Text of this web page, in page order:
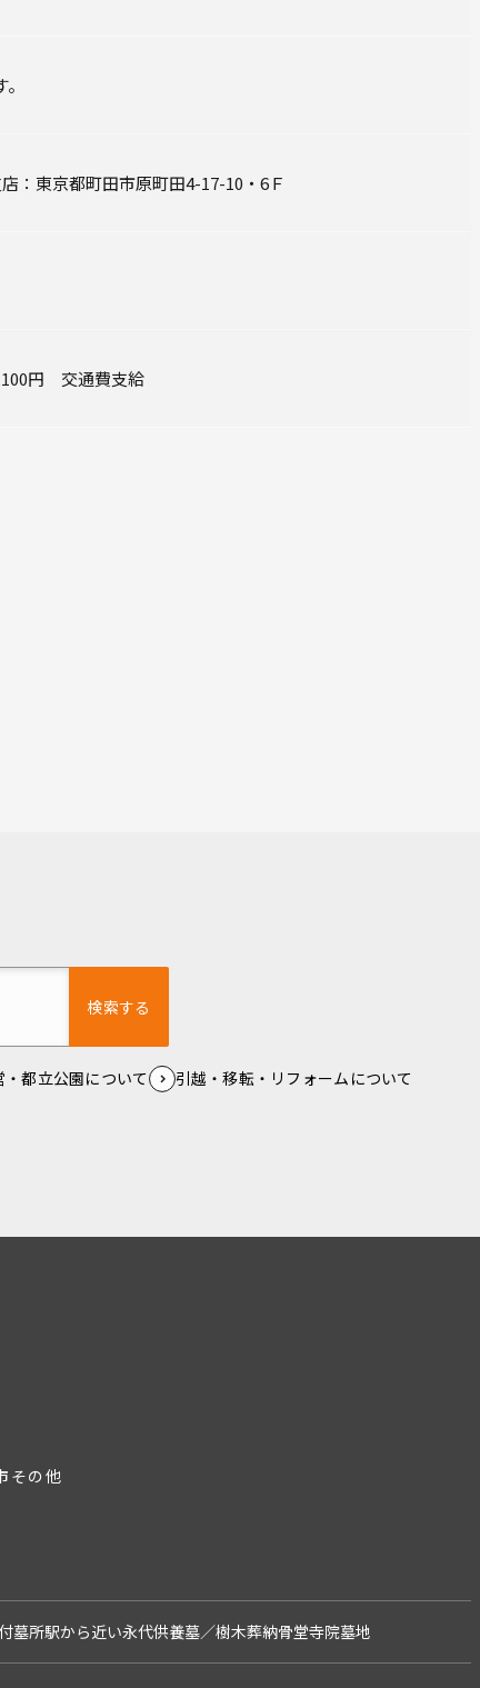
：東京都町田市原町田4-17-10・6Ｆ
円 交通費支給
検索する
・都立公園について
引越・移転・リフォームについて
その他
墓所駅から近い永代供養墓／樹木葬納骨堂寺院墓地